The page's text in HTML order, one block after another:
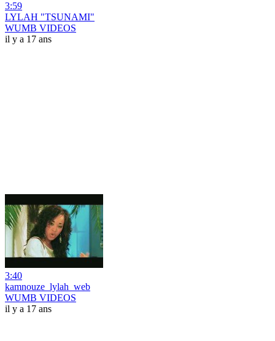
3:59
LYLAH "TSUNAMI"
WUMB VIDEOS
il y a 17 ans
3:40
kamnouze_lylah_web
WUMB VIDEOS
il y a 17 ans